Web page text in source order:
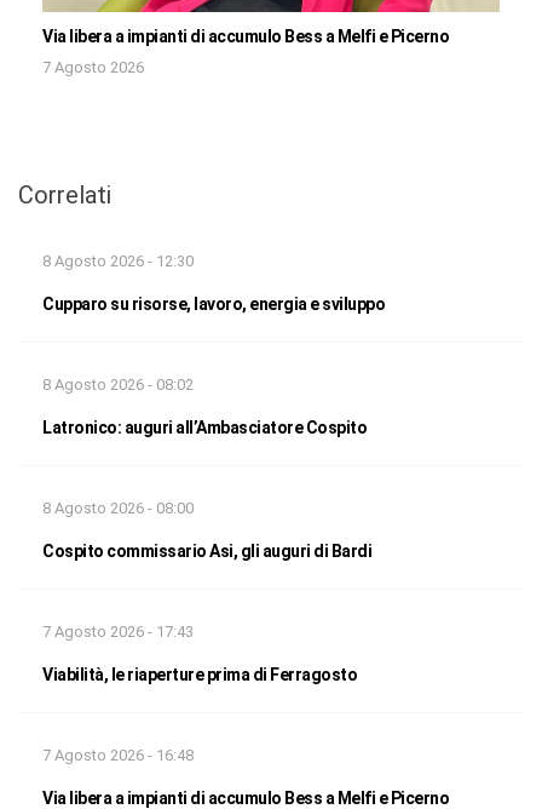
Via libera a impianti di accumulo Bess a Melfi e Picerno
7 Agosto 2026
Correlati
8 Agosto 2026 - 12:30
Cupparo su risorse, lavoro, energia e sviluppo
8 Agosto 2026 - 08:02
Latronico: auguri all’Ambasciatore Cospito
8 Agosto 2026 - 08:00
Cospito commissario Asi, gli auguri di Bardi
7 Agosto 2026 - 17:43
Viabilità, le riaperture prima di Ferragosto
7 Agosto 2026 - 16:48
Via libera a impianti di accumulo Bess a Melfi e Picerno